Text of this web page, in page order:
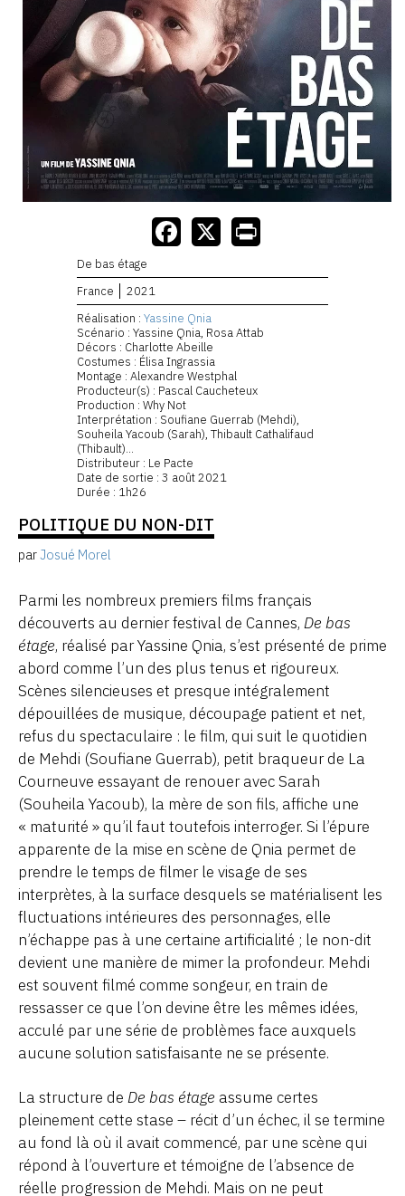
De bas étage
France
2021
Réalisation : Yassine Qnia
Scénario : Yassine Qnia, Rosa Attab
Décors : Charlotte Abeille
Costumes : Élisa Ingrassia
Montage : Alexandre Westphal
Producteur(s) : Pascal Caucheteux
Production : Why Not
Interprétation : Soufiane Guerrab (Mehdi),
Souheila Yacoub (Sarah), Thibault Cathalifaud
(Thibault)...
Distributeur : Le Pacte
Date de sortie : 3 août 2021
Durée : 1h26
POLITIQUE DU NON-DIT
parJosué Morel
Parmi les nombreux premiers films français
découverts au dernier festival de Cannes, De bas
étage, réalisé par Yassine Qnia, s’est présenté de prime
abord comme l’un des plus tenus et rigoureux.
Scènes silencieuses et presque intégralement
dépouillées de musique, découpage patient et net,
refus du spectaculaire : le film, qui suit le quotidien
de Mehdi (Soufiane Guerrab), petit braqueur de La
Courneuve essayant de renouer avec Sarah
(Souheila Yacoub), la mère de son fils, affiche une
« maturité » qu’il faut toutefois interroger. Si l’épure
apparente de la mise en scène de Qnia permet de
prendre le temps de filmer le visage de ses
interprètes, à la surface desquels se matérialisent les
fluctuations intérieures des personnages, elle
n’échappe pas à une certaine artificialité ; le non-dit
devient une manière de mimer la profondeur. Mehdi
est souvent filmé comme songeur, en train de
ressasser ce que l’on devine être les mêmes idées,
acculé par une série de problèmes face auxquels
aucune solution satisfaisante ne se présente.
La structure de De bas étage assume certes
pleinement cette stase – récit d’un échec, il se termine
au fond là où il avait commencé, par une scène qui
répond à l’ouverture et témoigne de l’absence de
réelle progression de Mehdi. Mais on ne peut